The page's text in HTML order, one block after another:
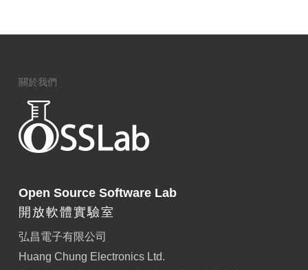
關於我們
Open Source Software Lab
開放軟體實驗室
弘昌電子有限公司
Huang Chung Electronics Ltd.